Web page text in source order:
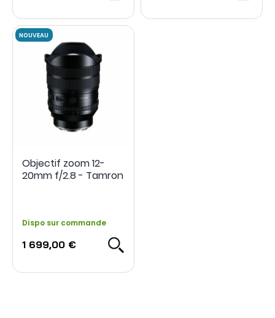
Objectif zoom 12-
20mm f/2.8 - Tamron
Dispo sur commande
1 699,00 €